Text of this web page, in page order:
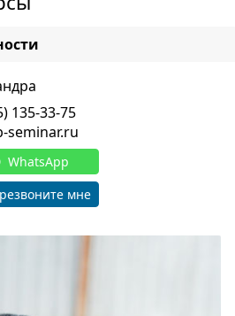
135-33-75
seminar.ru
WhatsApp
мне